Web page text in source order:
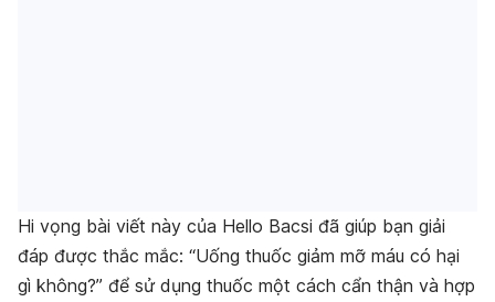
Hi vọng bài viết này của Hello Bacsi đã giúp bạn giải
đáp được thắc mắc: “Uống thuốc giảm mỡ máu có hại
gì không?” để sử dụng thuốc một cách cẩn thận và hợp